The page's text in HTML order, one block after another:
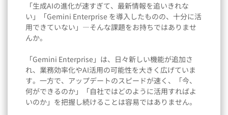
「生成AIの進化が速すぎて、最新情報を追いきれな
い」「Gemini Enterprise を導入したものの、十分に活
用できていない」―そんな課題をお持ちではありませ
んか。
「Gemini Enterprise」は、日々新しい機能が追加さ
れ、業務効率化やAI活用の可能性を大きく広げていま
す。一方で、アップデートのスピードが速く、「今、
何ができるのか」「自社ではどのように活用すればよ
いのか」を把握し続けることは容易ではありません。